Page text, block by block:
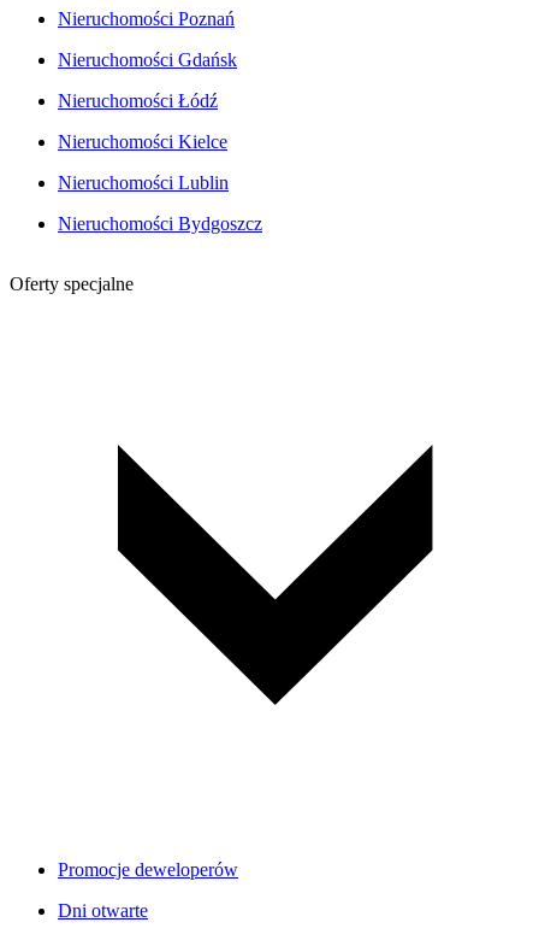
Nieruchomości Poznań
Nieruchomości Gdańsk
Nieruchomości Łódź
Nieruchomości Kielce
Nieruchomości Lublin
Nieruchomości Bydgoszcz
Oferty specjalne
Promocje deweloperów
Dni otwarte